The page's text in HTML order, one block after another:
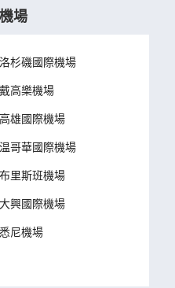
場
洛杉磯國際機場
戴高樂機場
高雄國際機場
温哥華國際機場
布里斯班機場
大興國際機場
悉尼機場